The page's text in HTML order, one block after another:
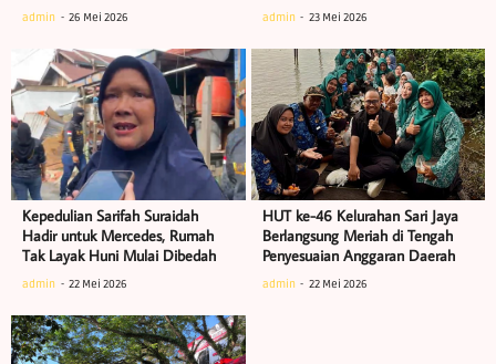
admin 26 Mei 2026 admin 23 Mei 2026
Kepedulian Sarifah Suraidah
Hadir untuk Mercedes, Rumah
Tak Layak Huni Mulai Dibedah
admin 22 Mei 2026
HUT ke-46 Kelurahan Sari Jaya
Berlangsung Meriah di Tengah
Penyesuaian Anggaran Daerah
admin 22 Mei 2026